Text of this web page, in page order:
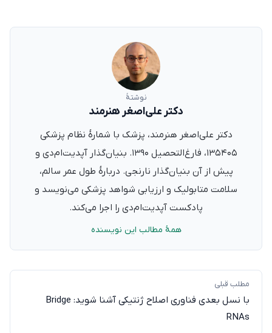
نوشتهٔ
دکتر علی‌اصغر هنرمند
دکتر علی‌اصغر هنرمند، پزشک با شمارهٔ نظام پزشکی
۱۳۵۴۰۵، فارغ‌التحصیل ۱۳۹۰. بنیان‌گذار آپدیت‌ام‌دی و
پیش از آن بنیان‌گذار نارنجی. دربارهٔ طول عمر سالم،
سلامت متابولیک و ارزیابی شواهد پزشکی می‌نویسد و
پادکست آپدیت‌ام‌دی را اجرا می‌کند.
همهٔ مطالب این نویسنده
مطلب قبلی
با نسل بعدی فناوری اصلاح ژنتیکی آشنا شوید: Bridge
RNAs